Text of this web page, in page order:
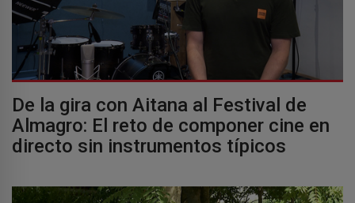
De la gira con Aitana al Festival de
Almagro: El reto de componer cine en
directo sin instrumentos típicos